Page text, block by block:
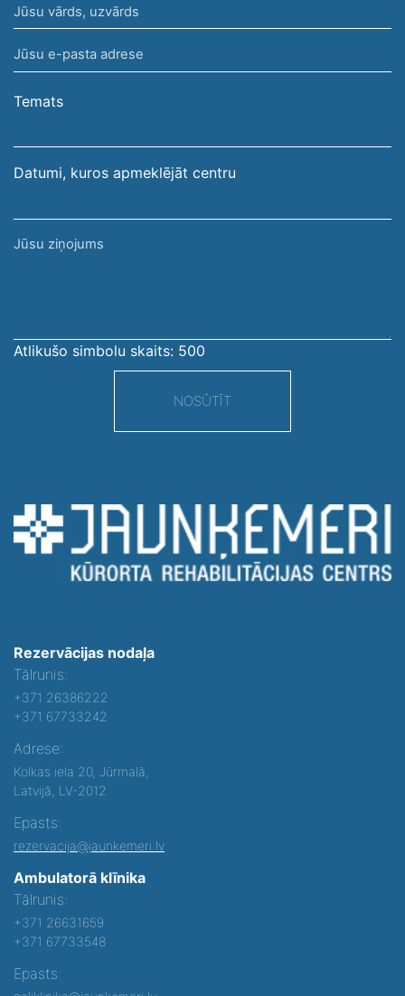
Jūsu
vārds,
uzvārds
Jūsu
e-
pasta
Temats
Datumi, kuros apmeklējāt centru
Jūsu
Atlikušo simbolu skaits: 500
NOSŪTĪT
Rezervācijas nodaļa
Tālrunis:
+371 26386222
+371 67733242
Adrese:
Kolkas iela 20, Jūrmalā,
Latvijā, LV-2012
Epasts:
rezervacija@jaunkemeri.lv
Ambulatorā klīnika
Tālrunis:
+371 26631659
+371 67733548
Epasts: